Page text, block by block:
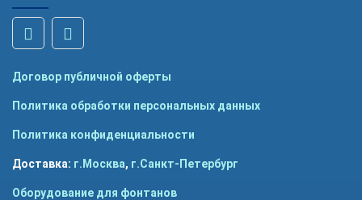
Договор публичной оферты
Политика обработки персональных данных
Политика конфиденциальности
Доставка: г.Москва, г.Санкт-Петербург
Оборудование для фонтанов